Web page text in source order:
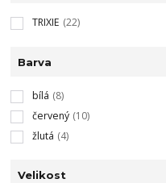
TRIXIE (22)
Barva
bílá (8)
červený (10)
žlutá (4)
Velikost